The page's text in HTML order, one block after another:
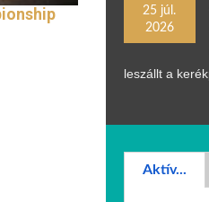
25 júl.
2026
leszállt a
Aktív...